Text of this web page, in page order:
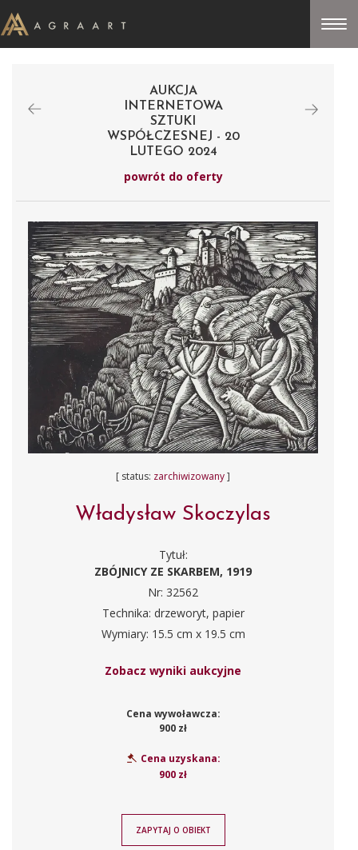
AUKCJA
INTERNETOWA
SZTUKI
WSPÓŁCZESNEJ - 20
LUTEGO 2024
powrót do oferty
[ status: zarchiwizowany]
Władysław Skoczylas
Tytuł:
ZBÓJNICY ZE SKARBEM, 1919
Nr: 32562
Technika: drzeworyt, papier
Wymiary: 15.5 cm x 19.5 cm
Zobacz wyniki aukcyjne
Cena wywoławcza:
900 zł
Cena uzyskana:
900 zł
ZAPYTAJ O OBIEKT